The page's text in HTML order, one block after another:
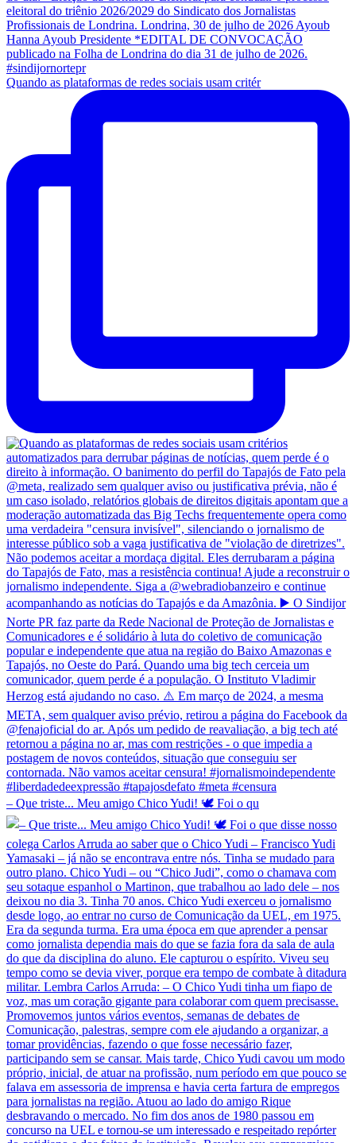
Quando as plataformas de redes sociais usam critér
– Que triste... Meu amigo Chico Yudi! 🕊️ Foi o qu